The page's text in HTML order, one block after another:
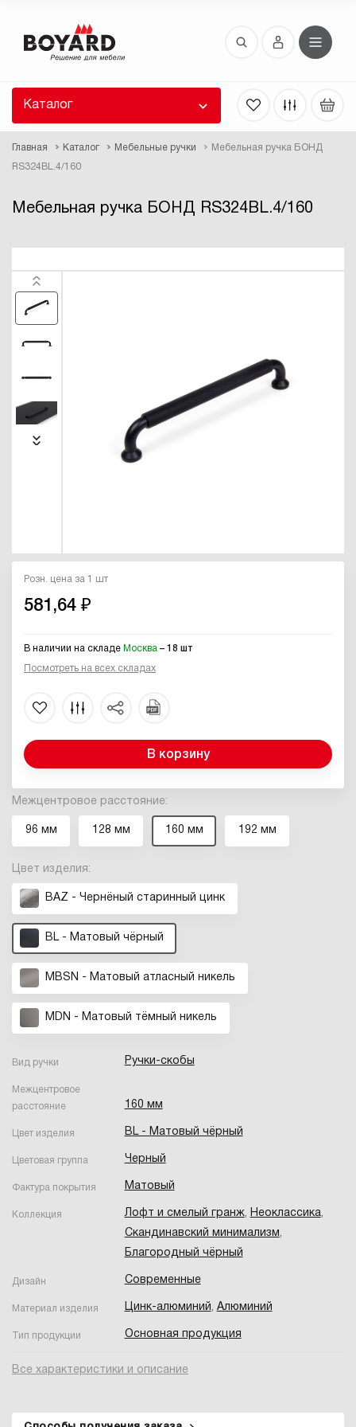
Каталог
Главная Каталог Мебельные ручки Мебельная ручка БОНД
RS324BL.4/160
Мебельная ручка БОНД RS324BL.4/160
Межцентровое расстояние:
96 мм 128 мм 160 мм 192 мм
Цвет изделия:
BAZ - Чернёный старинный цинк
BL - Матовый чёрный
MBSN - Матовый атласный никель
MDN - Матовый тёмный никель
Вид ручки Ручки-скобы
Межцентровое
расстояние
160 мм
Цвет изделия BL - Матовый чёрный
Цветовая группа Черный
Фактура покрытия Матовый
Коллекция Лофт и смелый гранж, Неоклассика,
Скандинавский минимализм,
Благородный чёрный
Дизайн Современные
Материал изделия Цинк-алюминий, Алюминий
Тип продукции Основная продукция
Все характеристики и описание
Розн. цена за 1 шт
581,64 ₽
В наличии на складе Москва – 18 шт
Посмотреть на всех складах
В корзину
Восстановление пароля
высланы вам по E-Mail.
ссылку для восстановления